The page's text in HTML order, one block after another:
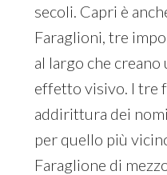
secoli. Capri è
Faraglioni, tre
al largo che
effetto visivo. I tre
addirittura dei
per quello più
Faraglione di